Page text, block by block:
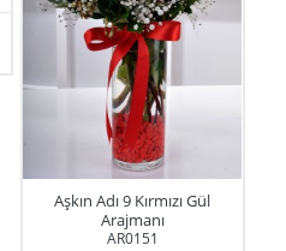
Aşkın Adı 9 Kırmızı Gül
Arajmanı
AR0151